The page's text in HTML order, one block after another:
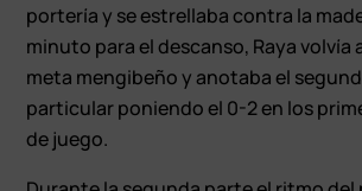
portería y se estrellaba contra la
minuto para el descanso, Raya volvía
meta mengibeño y anotaba el
particular poniendo el 0-2 en los
de juego.